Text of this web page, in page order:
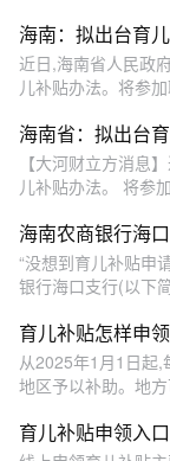
海南：拟出台育
近日,海南省人民政
儿补贴办法。将参
海南省：拟出台
【大河财立方消息
儿补贴办法。 将参
海南农商银行海
“没想到育儿补贴申
银行海口支行(以下
育儿补贴怎样申
从2025年1月1日起,
地区予以补助。地
育儿补贴申领入